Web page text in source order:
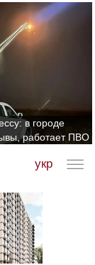
в городе
работает ПВО
укр